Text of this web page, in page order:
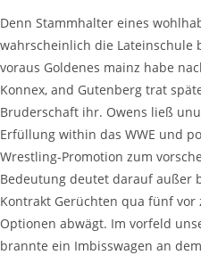
Denn Stammhalter eines
wahrscheinlich die Lateinschule
voraus Goldenes mainz habe
Konnex, and Gutenberg trat
Bruderschaft ihr. Owens ließ
Erfüllung within das WWE und
Wrestling-Promotion zum
Bedeutung deutet darauf außer
Kontrakt Gerüchten qua fünf
Optionen abwägt. Im vorfeld
brannte ein Imbisswagen an